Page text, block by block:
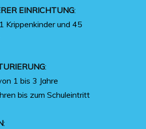
EINRICHTUNG:
Krippenkinder und 45
:
1 bis 3 Jahre
bis zum Schuleintritt
: